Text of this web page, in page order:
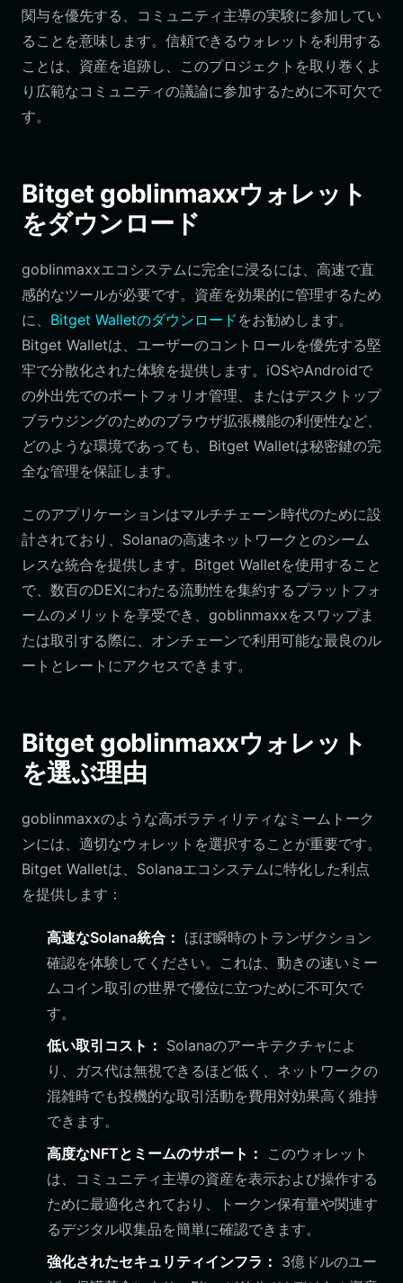
関与を優先する、コミュニティ主導の実験に参加してい
ることを意味します。信頼できるウォレットを利用する
ことは、資産を追跡し、このプロジェクトを取り巻くよ
り広範なコミュニティの議論に参加するために不可欠で
す。
Bitget goblinmaxxウォレット
をダウンロード
goblinmaxxエコシステムに完全に浸るには、高速で直
感的なツールが必要です。資産を効果的に管理するため
に、 Bitget Walletのダウンロード をお勧めします。
Bitget Walletは、ユーザーのコントロールを優先する堅
牢で分散化された体験を提供します。iOSやAndroidで
の外出先でのポートフォリオ管理、またはデスクトップ
ブラウジングのためのブラウザ拡張機能の利便性など、
どのような環境であっても、Bitget Walletは秘密鍵の完
全な管理を保証します。
このアプリケーションはマルチチェーン時代のために設
計されており、Solanaの高速ネットワークとのシーム
レスな統合を提供します。Bitget Walletを使用すること
で、数百のDEXにわたる流動性を集約するプラットフォ
ームのメリットを享受でき、goblinmaxxをスワップま
たは取引する際に、オンチェーンで利用可能な最良のル
ートとレートにアクセスできます。
Bitget goblinmaxxウォレット
を選ぶ理由
goblinmaxxのような高ボラティリティなミームトーク
ンには、適切なウォレットを選択することが重要です。
Bitget Walletは、Solanaエコシステムに特化した利点
を提供します：
高速なSolana統合： ほぼ瞬時のトランザクション
確認を体験してください。これは、動きの速いミー
ムコイン取引の世界で優位に立つために不可欠で
す。
低い取引コスト： Solanaのアーキテクチャによ
り、ガス代は無視できるほど低く、ネットワークの
混雑時でも投機的な取引活動を費用対効果高く維持
できます。
高度なNFTとミームのサポート：
このウォレット
は、コミュニティ主導の資産を表示および操作する
ために最適化されており、トークン保有量や関連す
るデジタル収集品を簡単に確認できます。
強化されたセキュリティインフラ： 3億ドルのユー